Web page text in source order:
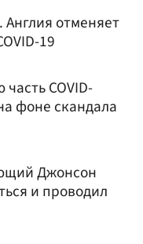
отменяет
19
COVID-
фоне скандала
Джонсон
и проводил